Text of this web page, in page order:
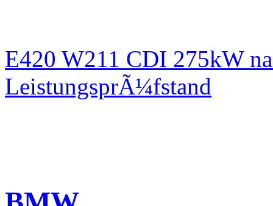
E420 W211 CDI 275kW
LeistungsprÃ¼fstand